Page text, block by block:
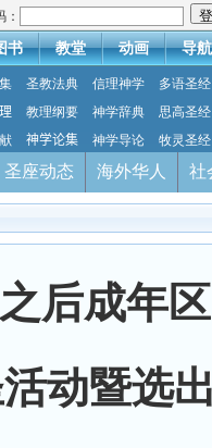
：
书 教堂 动画 导航
圣教法典 信理神学
多语圣经
教理纲要 神学辞典
思高圣经
神学论集 神学导论 牧灵圣经
圣座动态 海外华人 社
后成年
动暨选